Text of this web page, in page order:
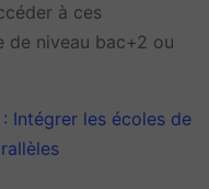
à ces
de niveau bac+2 ou
Intégrer les écoles de